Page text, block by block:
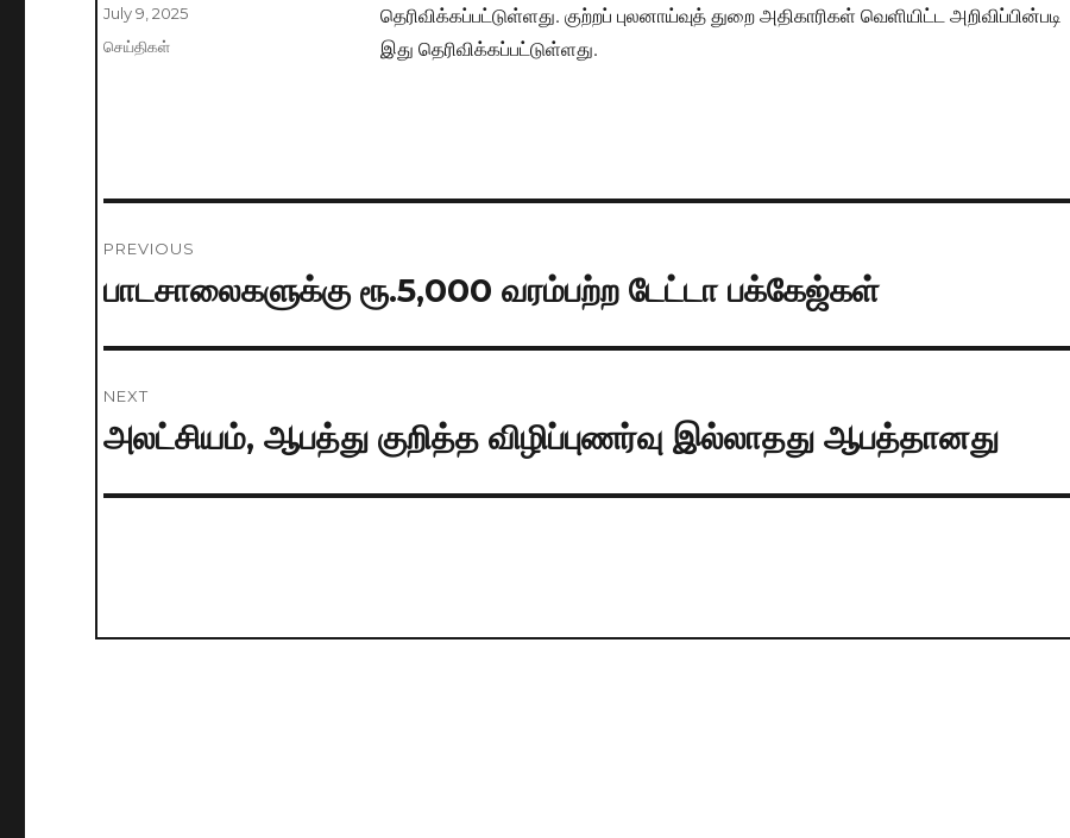
தெரிவிக்கப்பட்டுள்ளது. குற்றப் புலனாய்வுத் துறை அதிகாரிகள் வெளியிட்ட அறிவிப்பின்படி
இது தெரிவிக்கப்பட்டுள்ளது.
Posted
on
July 9, 2025
Categories
செய்திகள்
navigation
PREVIOUS
Previous
பாடசாலைகளுக்கு ரூ.5,000 வரம்பற்ற டேட்டா பக்கேஜ்கள்
NEXT
Next
அலட்சியம், ஆபத்து குறித்த விழிப்புணர்வு இல்லாதது ஆபத்தானது